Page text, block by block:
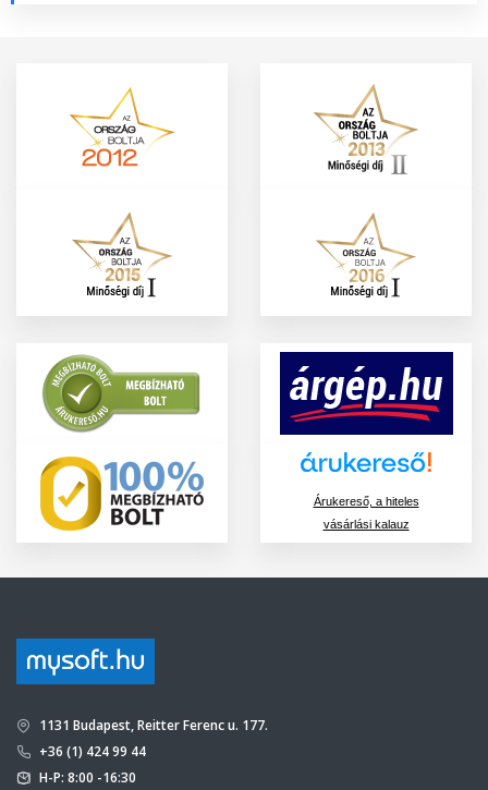
Árukereső, a hiteles
vásárlási kalauz
1131 Budapest, Reitter Ferenc u. 177.
+36 (1) 424 99 44
H-P: 8:00 -16:30